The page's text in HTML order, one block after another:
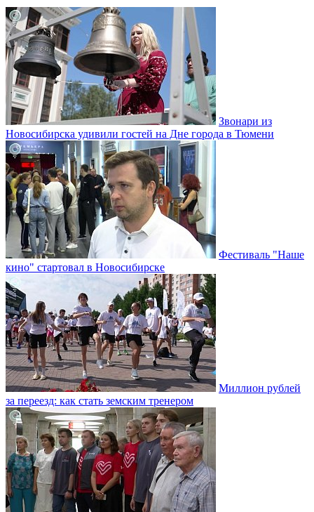
Звонари из
Новосибирска удивили гостей на Дне города в Тюмени
Фестиваль "Наше
кино" стартовал в Новосибирске
Миллион рублей
за переезд: как стать земским тренером